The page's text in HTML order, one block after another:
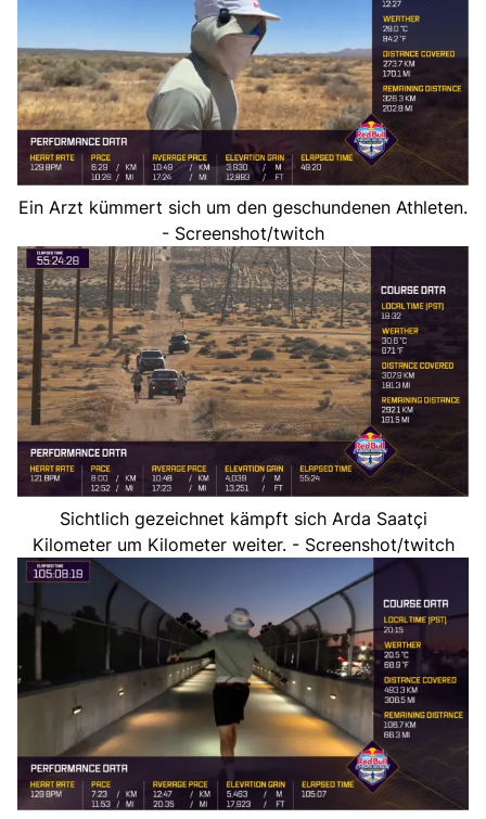
Ein Arzt kümmert sich um den geschundenen Athleten.
- Screenshot/twitch
Sichtlich gezeichnet kämpft sich Arda Saatçi
Kilometer um Kilometer weiter. - Screenshot/twitch